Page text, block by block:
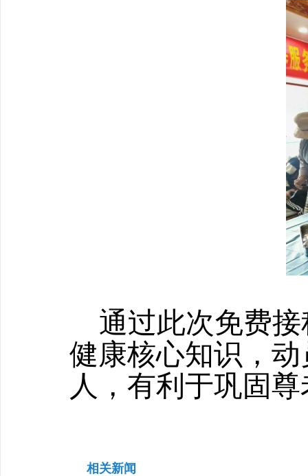
通过此次免费
健康核心知识，
人，有利于巩固
相关新闻